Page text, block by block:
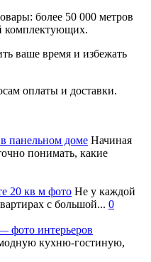
более 50 000 метров
комплектующих.
ваше время и избежать
оплаты и доставки.
панельном доме Начиная
понимать, какие
20 кв м фото Не у каждой
с большой... 0
фото интерьеров
кухню-гостиную,